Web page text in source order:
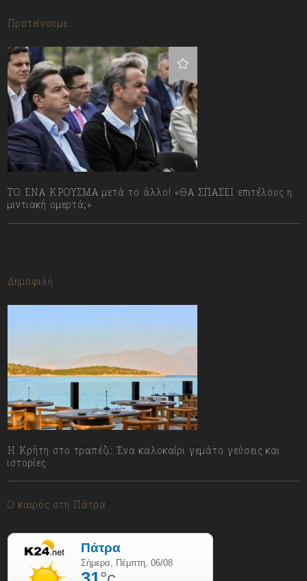
Προτείνουμε
ΤΟ ΕΝΑ ΚΡΟΥΣΜΑ μετά το άλλο! «ΘΑ ΣΠΑΣΕΙ επιτέλους η
μιντιακή ομερτά;»
Δημοφιλή
Η Κρήτη στο τραπέζι: Ένα καλοκαίρι γεμάτο γεύσεις και
ιστορίες
Ο καιρός στη Πάτρα